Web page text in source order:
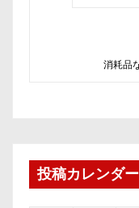
消耗品
投稿カレンダー